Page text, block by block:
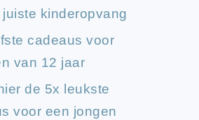
juiste kinderopvang
cadeaus voor
van 12 jaar
de 5x leukste
voor een jongen